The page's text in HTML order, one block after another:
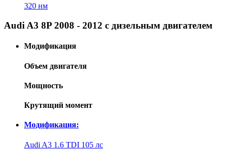
320 нм
Audi A3 8P 2008 - 2012 с дизельным двигателем
Модификация
Объем двигателя
Мощность
Крутящий момент
Модификация:
Audi A3 1.6 TDI 105 лс